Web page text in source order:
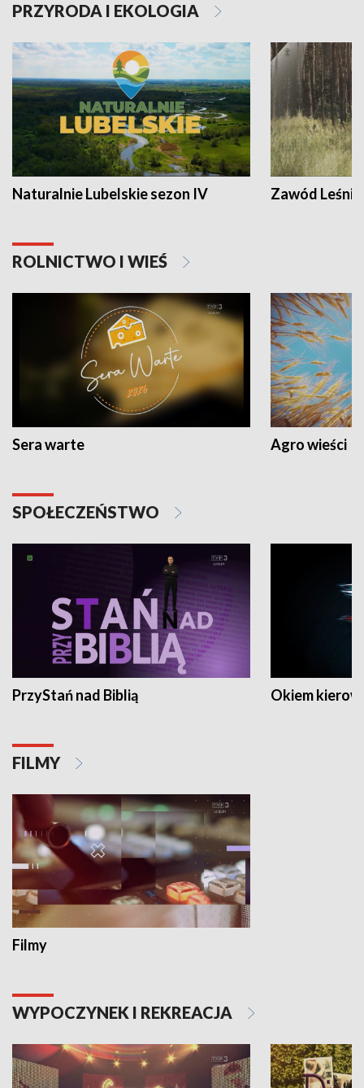
PRZYRODA I EKOLOGIA
Naturalnie Lubelskie sezon IV Zawód Leśnik
ROLNICTWO I WIEŚ
Sera warte Agro wieści
SPOŁECZEŃSTWO
PrzyStań nad Biblią Okiem
FILMY
Filmy
WYPOCZYNEK I REKREACJA